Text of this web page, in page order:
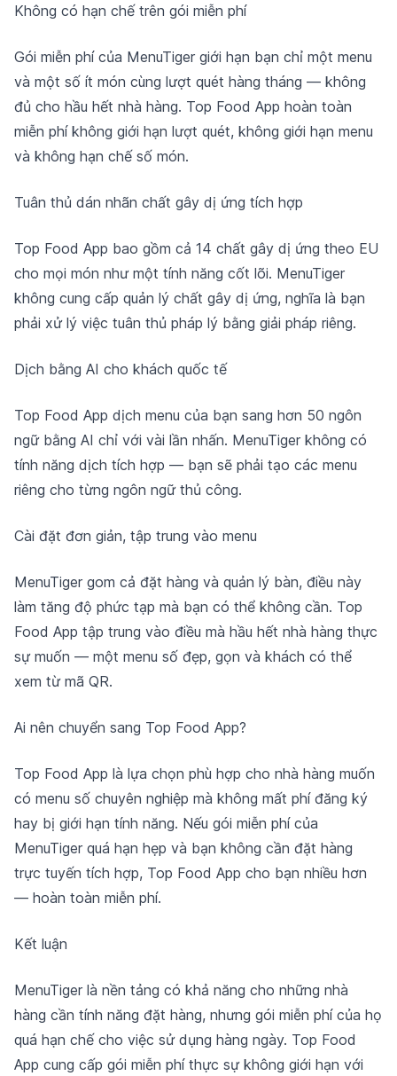
Không có hạn chế trên gói miễn phí
Gói miễn phí của MenuTiger giới hạn bạn chỉ một menu
và một số ít món cùng lượt quét hàng tháng — không
đủ cho hầu hết nhà hàng. Top Food App hoàn toàn
miễn phí không giới hạn lượt quét, không giới hạn menu
và không hạn chế số món.
Tuân thủ dán nhãn chất gây dị ứng tích hợp
Top Food App bao gồm cả 14 chất gây dị ứng theo EU
cho mọi món như một tính năng cốt lõi. MenuTiger
không cung cấp quản lý chất gây dị ứng, nghĩa là bạn
phải xử lý việc tuân thủ pháp lý bằng giải pháp riêng.
Dịch bằng AI cho khách quốc tế
Top Food App dịch menu của bạn sang hơn 50 ngôn
ngữ bằng AI chỉ với vài lần nhấn. MenuTiger không có
tính năng dịch tích hợp — bạn sẽ phải tạo các menu
riêng cho từng ngôn ngữ thủ công.
Cài đặt đơn giản, tập trung vào menu
MenuTiger gom cả đặt hàng và quản lý bàn, điều này
làm tăng độ phức tạp mà bạn có thể không cần. Top
Food App tập trung vào điều mà hầu hết nhà hàng thực
sự muốn — một menu số đẹp, gọn và khách có thể
xem từ mã QR.
Ai nên chuyển sang Top Food App?
Top Food App là lựa chọn phù hợp cho nhà hàng muốn
có menu số chuyên nghiệp mà không mất phí đăng ký
hay bị giới hạn tính năng. Nếu gói miễn phí của
MenuTiger quá hạn hẹp và bạn không cần đặt hàng
trực tuyến tích hợp, Top Food App cho bạn nhiều hơn
— hoàn toàn miễn phí.
Kết luận
MenuTiger là nền tảng có khả năng cho những nhà
hàng cần tính năng đặt hàng, nhưng gói miễn phí của họ
quá hạn chế cho việc sử dụng hàng ngày. Top Food
App cung cấp gói miễn phí thực sự không giới hạn với